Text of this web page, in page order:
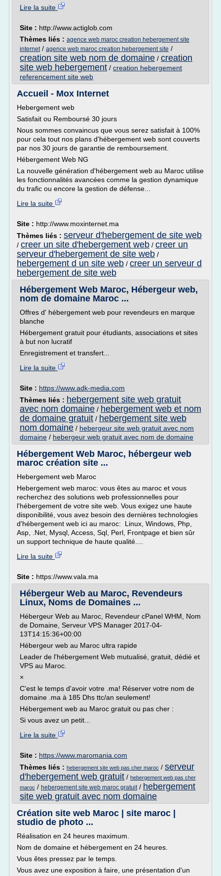
Lire la suite
Site : http://www.actiglob.com
Thèmes liés : agence web maroc creation hebergement site
internet/ agence web maroc creation hebergement site /
creation site web nom de domaine / creation
site web hebergement / creation hebergement
referencement site web
Accueil - Mox Internet
Hebergement web
Satisfait ou Remboursé 30 jours
Nous sommes convaincus que vous serez satisfait à 100%
pour cela tout nos plans d'hébergement web sont couverts
par nos 30 jours de garantie de remboursement.
Hébergement Web NG
La nouvelle génération d'hébergement web au Maroc utilise
les fonctionnalités avancées comme la gestion dynamique
du trafic ou encore la gestion de défense...
Lire la suite
Site : http://www.moxinternet.ma
Thèmes liés : serveur d'hebergement de site web
/ creer un site d'hebergement web / creer un
serveur d'hebergement de site web /
hebergement d un site web / creer un serveur d
hebergement de site web
Hébergement Web Maroc, Hébergeur web,
nom de domaine Maroc ...
Offres d' hébergement web pour revendeurs en marque
blanche
Hébergement gratuit pour étudiants, associations et sites
à but non lucratif
Enregistrement et transfert...
Lire la suite
Site : https://www.adk-media.com
Thèmes liés : hebergement site web gratuit
avec nom domaine / hebergement web et nom
de domaine gratuit / hebergement site web
nom domaine / hebergeur site web gratuit avec nom
domaine / hebergeur web gratuit avec nom de domaine
Hébergement Web Maroc, hébergeur web
maroc création site ...
Hebergement web Maroc
Hebergement web maroc: vous êtes au maroc et vous
recherchez des solutions web professionnelles pour
l'hébergement de votre site web. Vous exigez une haute
disponibilité, vous avez besoin des dernières technologies
d'hébergement web ici au maroc: Linux, Windows, Php,
Asp, .Net, Mysql, Access, Sql, Perl, Frontpage et bien sûr
un support technique de haute qualité....
Lire la suite
Site : https://www.vala.ma
Hébergeur Web au Maroc, Revendeurs
Linux, Noms de Domaines ...
Hébergeur Web au Maroc, Revendeur cPanel WHM, Nom
de Domaine, Serveur VPS Manager 2017-04-
13T14:15:36+00:00
Hébergeur web au Maroc ultra rapide
Leader de l'hébergement Web mutualisé, gratuit, dédié et
VPS au Maroc.
×
C'est le temps d'avoir votre .ma! Réserver votre nom de
domaine .ma à 185 Dhs ttc/an seulement!
Hébergement web au Maroc gratuit ou pas cher :
Si vous avez un petit...
Lire la suite
Site : https://www.maromania.com
Thèmes liés : hebergement site web pas cher maroc / serveur
d'hebergement web gratuit / hebergement web pas cher
maroc / hebergement site web maroc gratuit/ hebergement
site web gratuit avec nom domaine
Création site web Maroc | site maroc |
studio de photo ...
Réalisation en 24 heures maximum.
Nom de domaine et hébergement en 24 heures.
Vous êtes pressez par le temps.
Vous avez une exposition à faire, une présentation d'un